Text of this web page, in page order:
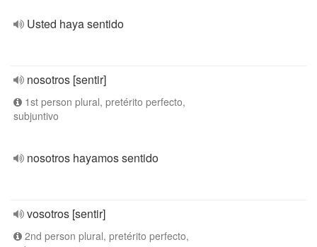
Usted haya sentido
nosotros [sentir]
1st person plural, pretérito perfecto,
subjuntivo
nosotros hayamos sentido
vosotros [sentir]
2nd person plural, pretérito perfecto,